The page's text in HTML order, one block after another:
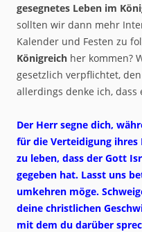
gesegnetes Leben im
sollten wir dann mehr
Kalender und Festen zu
Königreich her kommen?
gesetzlich verpflichtet, den
allerdings denke ich, dass
Der Herr segne dich,
für die Verteidigung ihres
zu leben, dass der Gott
gegeben hat. Lasst uns
umkehren möge.
deine christlichen
mit dem du darüber